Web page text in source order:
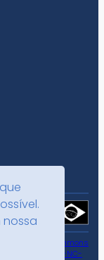
Creative Commons
(CC BY-NC-